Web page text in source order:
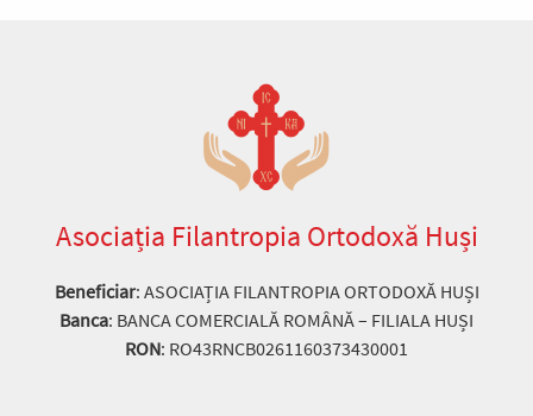
Asociația Filantropia Ortodoxă Huși
Beneficiar: ASOCIAȚIA FILANTROPIA ORTODOXĂ HUȘI
Banca: BANCA COMERCIALĂ ROMÂNĂ – FILIALA HUȘI
RON: RO43RNCB0261160373430001